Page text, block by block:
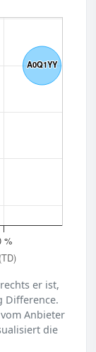
A0Q1YY
A0Q1YY
%
er ist,
Difference.
Anbieter
die